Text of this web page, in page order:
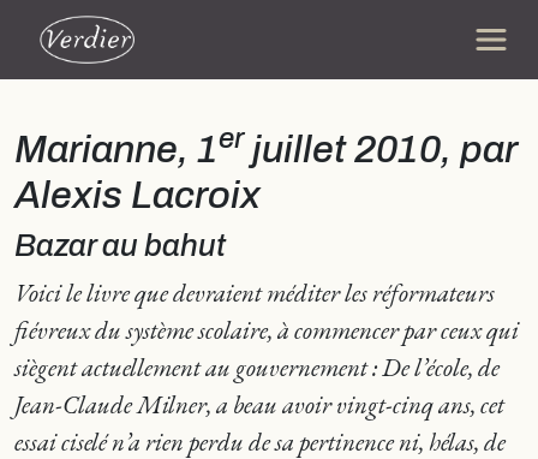
Marianne, 1er juillet 2010, par
Alexis Lacroix
Bazar au bahut
Voici le livre que devraient méditer les réformateurs
fiévreux du système scolaire, à commencer par ceux qui
siègent actuellement au gouvernement :De l’école,de
Jean-Claude Milner, a beau avoir vingt-cinq ans, cet
essai ciselé n’a rien perdu de sa pertinence ni, hélas, de